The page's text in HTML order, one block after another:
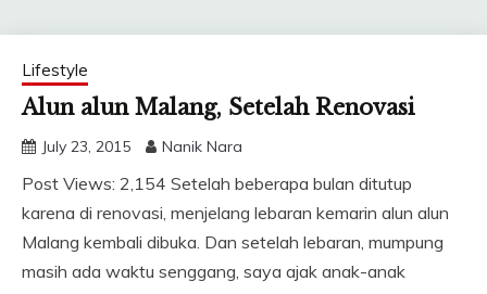
Lifestyle
Alun alun Malang, Setelah Renovasi
July 23, 2015 Nanik Nara
Post Views: 2,154 Setelah beberapa bulan ditutup
karena di renovasi, menjelang lebaran kemarin alun alun
Malang kembali dibuka. Dan setelah lebaran, mumpung
masih ada waktu senggang, saya ajak anak-anak